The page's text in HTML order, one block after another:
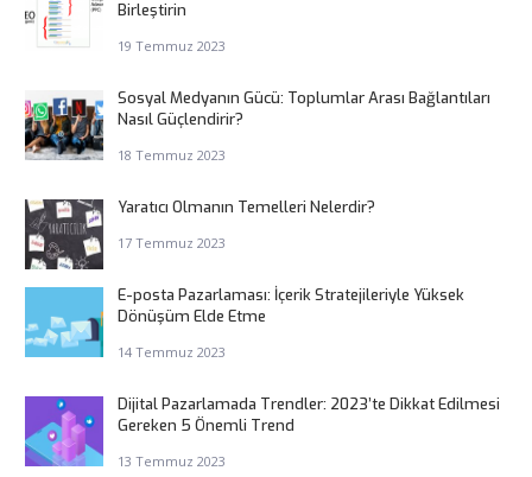
Birleştirin
19 Temmuz 2023
Sosyal Medyanın Gücü: Toplumlar Arası Bağlantıları
Nasıl Güçlendirir?
18 Temmuz 2023
Yaratıcı Olmanın Temelleri Nelerdir?
17 Temmuz 2023
E-posta Pazarlaması: İçerik Stratejileriyle Yüksek
Dönüşüm Elde Etme
14 Temmuz 2023
Dijital Pazarlamada Trendler: 2023’te Dikkat Edilmesi
Gereken 5 Önemli Trend
13 Temmuz 2023